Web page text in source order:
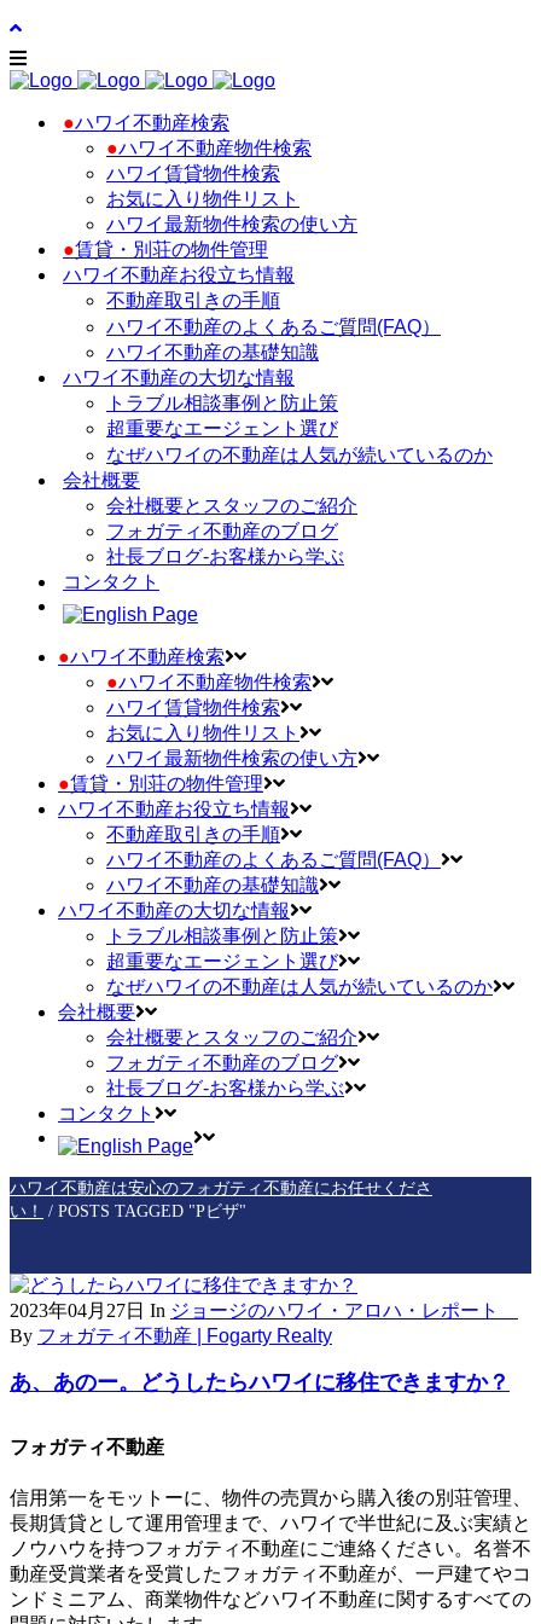
●ハワイ不動産検索
●ハワイ不動産物件検索
ハワイ賃貸物件検索
お気に入り物件リスト
ハワイ最新物件検索の使い方
●賃貸・別荘の物件管理
ハワイ不動産お役立ち情報
不動産取引きの手順
ハワイ不動産のよくあるご質問(FAQ）
ハワイ不動産の基礎知識
ハワイ不動産の大切な情報
トラブル相談事例と防止策
超重要なエージェント選び
なぜハワイの不動産は人気が続いているのか
会社概要
会社概要とスタッフのご紹介
フォガティ不動産のブログ
社長ブログ-お客様から学ぶ
コンタクト
●ハワイ不動産検索
●ハワイ不動産物件検索
ハワイ賃貸物件検索
お気に入り物件リスト
ハワイ最新物件検索の使い方
●賃貸・別荘の物件管理
ハワイ不動産お役立ち情報
不動産取引きの手順
ハワイ不動産のよくあるご質問(FAQ）
ハワイ不動産の基礎知識
ハワイ不動産の大切な情報
トラブル相談事例と防止策
超重要なエージェント選び
なぜハワイの不動産は人気が続いているのか
会社概要
会社概要とスタッフのご紹介
フォガティ不動産のブログ
社長ブログ-お客様から学ぶ
コンタクト
ハワイ不動産は安心のフォガティ不動産にお任せくださ
い！
/ POSTS TAGGED "Pビザ"
2023年04月27日 In ジョージのハワイ・アロハ・レポート
By フォガティ不動産 | Fogarty Realty
あ、あのー。どうしたらハワイに移住できますか？
フォガティ不動産
信用第一をモットーに、物件の売買から購入後の別荘管理、
長期賃貸として運用管理まで、ハワイで半世紀に及ぶ実績と
ノウハウを持つフォガティ不動産にご連絡ください。名誉不
動産受賞業者を受賞したフォガティ不動産が、一戸建てやコ
ンドミニアム、商業物件などハワイ不動産に関するすべての